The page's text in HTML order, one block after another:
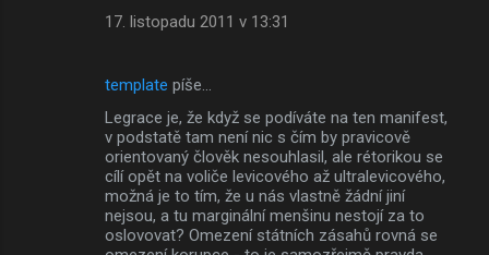
17. listopadu 2011 v 13:31
template píše…
Legrace je, že když se podíváte na ten manifest,
v podstatě tam není nic s čím by pravicově
orientovaný člověk nesouhlasil, ale rétorikou se
cílí opět na voliče levicového až ultralevicového,
možná je to tím, že u nás vlastně žádní jiní
nejsou, a tu marginální menšinu nestojí za to
oslovovat? Omezení státních zásahů rovná se